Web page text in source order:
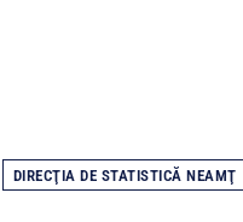
DIRECŢIA DE STATISTICĂ NEAMŢ